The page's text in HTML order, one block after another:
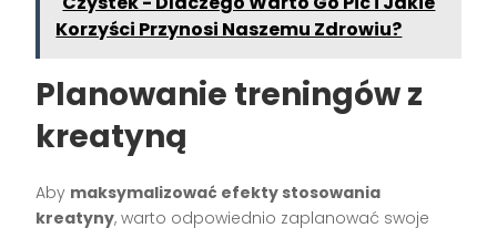
Korzyści Przynosi Naszemu Zdrowiu?
Planowanie treningów z
kreatyną
Aby maksymalizować efekty stosowania
kreatyny, warto odpowiednio zaplanować swoje